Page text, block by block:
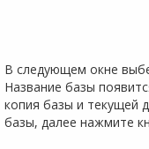
В следующем окне
Название базы
копия базы и текущей
базы, далее нажмите